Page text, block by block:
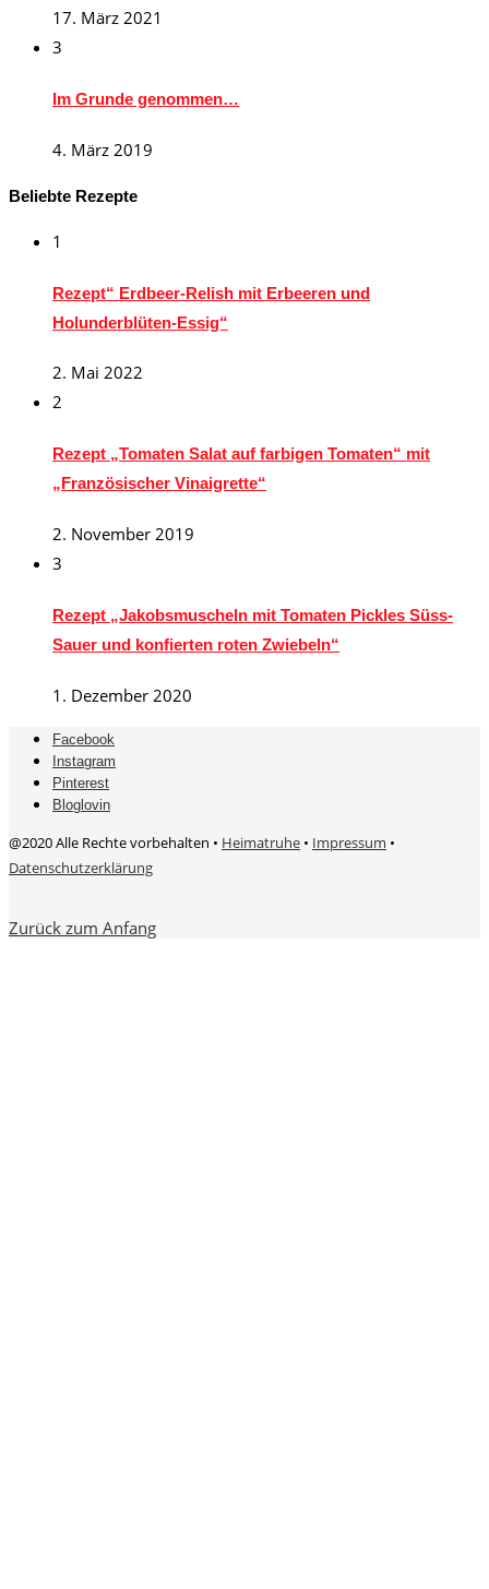
17. März 2021
3
Im Grunde genommen…
4. März 2019
Beliebte Rezepte
1
Rezept“ Erdbeer-Relish mit Erbeeren und
Holunderblüten-Essig“
2. Mai 2022
2
Rezept „Tomaten Salat auf farbigen Tomaten“ mit
„Französischer Vinaigrette“
2. November 2019
3
Rezept „Jakobsmuscheln mit Tomaten Pickles Süss-
Sauer und konfierten roten Zwiebeln“
1. Dezember 2020
Facebook
Instagram
Pinterest
Bloglovin
@2020 Alle Rechte vorbehalten • Heimatruhe • Impressum •
Datenschutzerklärung
Zurück zum Anfang